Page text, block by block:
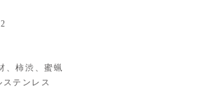
、柿渋、蜜蝋
ステンレス